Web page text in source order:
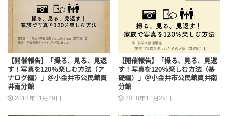
【開催報告】「撮る、見る、見返
す！写真を120％楽しむ方法（ア
ナログ編）」＠小金井市公民館貫
井南分館
2018年11月29日
【開催報告】「撮る、見る、見返
す！写真を120％楽しむ方法（基
礎編）」＠小金井市公民館貫井南
分館
2018年11月29日